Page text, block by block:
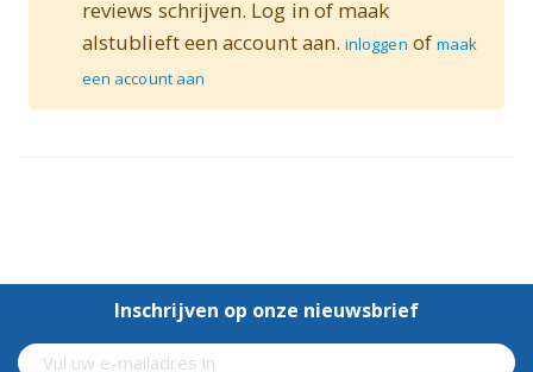
reviews schrijven. Log in of maak
alstublieft een account aan.inloggen of maak
een account aan
Inschrijven op onze nieuwsbrief